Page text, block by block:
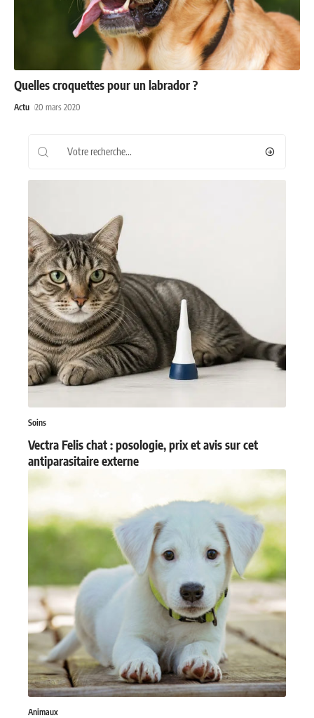
Quelles croquettes pour un labrador ?
Actu 20 mars 2020
Soins
Vectra Felis chat : posologie, prix et avis sur cet
antiparasitaire externe
Animaux